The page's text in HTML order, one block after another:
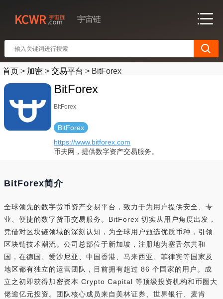
宇宙链
首页 > 加密 > 交易平台 > BitForex
BitForex
BitForex
BitForex
https://www.bitforex.com
币夫网，提供数字资产交易服务。
BitForex简介
全球领先的数字货币资产交易平台，致力于为用户提供安全、专
业、便捷的数字货币交易服务。BitForex 切实从用户角度出发，
凭借对区块链领域的深刻认知，为全球用户甄选优质币种，引领
区块链技术潮流。公司总部位于新加坡，注册地为塞舌尔共和
国，在德国、爱沙尼亚、中国香港、马来西亚、菲律宾等国家及
地区都有独立的运营团队，目前拥有超过 86 个国家的用户。成
立之初即获得加密资本 Crypto Capital 等顶级投资机构和币圈大
佬逾亿元投资。团队核心成员来自美林证券、世界银行、麦肯